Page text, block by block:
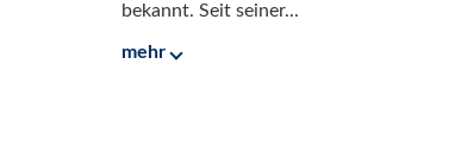
bekannt. Seit seiner...
mehr